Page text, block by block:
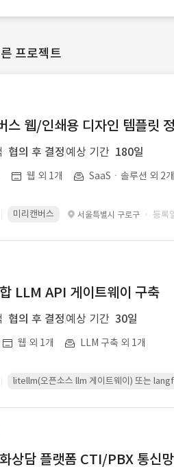
프로젝트
스 웹/인쇄용 디자인 템플릿
협의 후 결정 예상 기간 180일
웹 외 1개 SaaSㆍ솔루션 외 2개
미리캔버스 서울특별시 구로구 · 등록
LLM API 게이트웨이 구축
협의 후 결정 예상 기간 30일
웹 외 1개 LLM 구축 외 1개
litellm(오픈소스 llm 게이트웨이) 또는
상담 플랫폼 CTI/PBX 통신